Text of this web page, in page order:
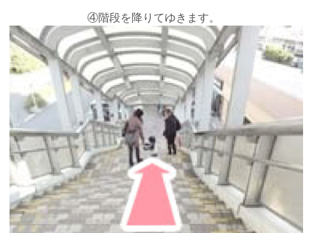
④階段を降りてゆきます。